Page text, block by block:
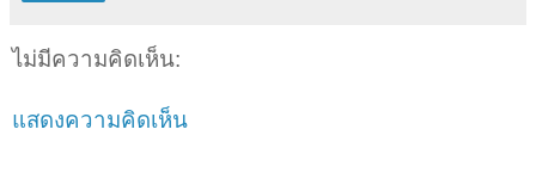
ไม่มีความคิดเห็น:
แสดงความคิดเห็น